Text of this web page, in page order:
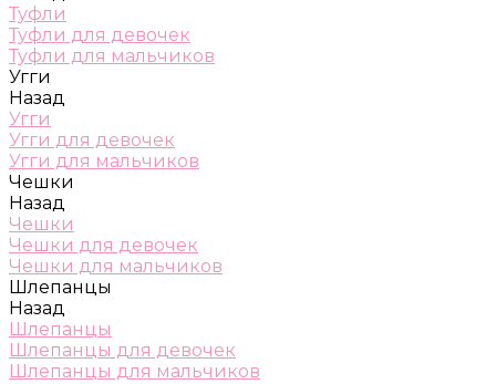
Туфли
Туфли для девочек
Туфли для мальчиков
Угги
Назад
Угги
Угги для девочек
Угги для мальчиков
Чешки
Назад
Чешки
Чешки для девочек
Чешки для мальчиков
Шлепанцы
Назад
Шлепанцы
Шлепанцы для девочек
Шлепанцы для мальчиков